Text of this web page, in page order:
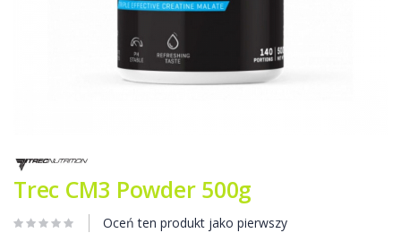
na
początek
galerii
Trec CM3 Powder 500g
Oceń ten produkt jako pierwszy